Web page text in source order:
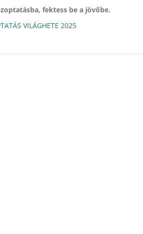
fektess be a jövőbe.
VILÁGHETE 2025